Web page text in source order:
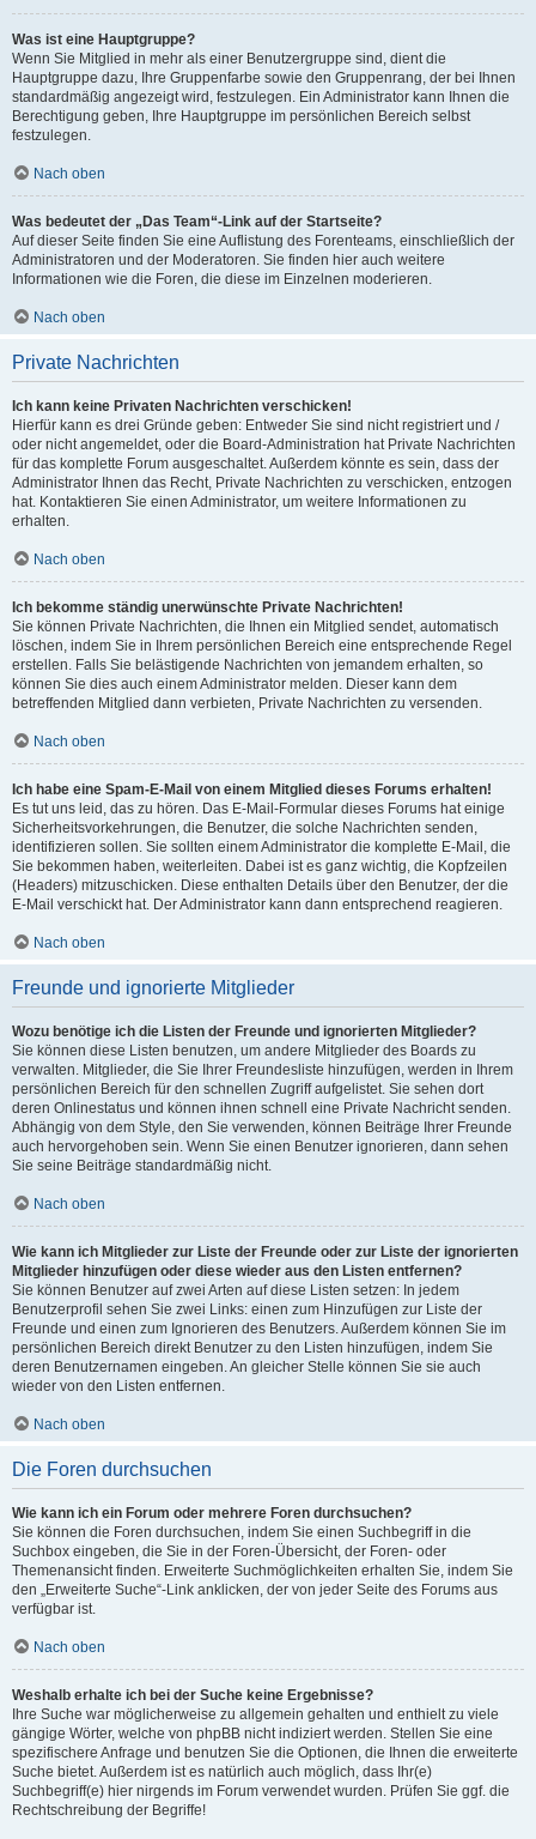
Was ist eine Hauptgruppe?
Wenn Sie Mitglied in mehr als einer Benutzergruppe sind, dient die
Hauptgruppe dazu, Ihre Gruppenfarbe sowie den Gruppenrang, der bei Ihnen
standardmäßig angezeigt wird, festzulegen. Ein Administrator kann Ihnen die
Berechtigung geben, Ihre Hauptgruppe im persönlichen Bereich selbst
festzulegen.
Nach oben
Was bedeutet der „Das Team“-Link auf der Startseite?
Auf dieser Seite finden Sie eine Auflistung des Forenteams, einschließlich der
Administratoren und der Moderatoren. Sie finden hier auch weitere
Informationen wie die Foren, die diese im Einzelnen moderieren.
Nach oben
Private Nachrichten
Ich kann keine Privaten Nachrichten verschicken!
Hierfür kann es drei Gründe geben: Entweder Sie sind nicht registriert und /
oder nicht angemeldet, oder die Board-Administration hat Private Nachrichten
für das komplette Forum ausgeschaltet. Außerdem könnte es sein, dass der
Administrator Ihnen das Recht, Private Nachrichten zu verschicken, entzogen
hat. Kontaktieren Sie einen Administrator, um weitere Informationen zu
erhalten.
Nach oben
Ich bekomme ständig unerwünschte Private Nachrichten!
Sie können Private Nachrichten, die Ihnen ein Mitglied sendet, automatisch
löschen, indem Sie in Ihrem persönlichen Bereich eine entsprechende Regel
erstellen. Falls Sie belästigende Nachrichten von jemandem erhalten, so
können Sie dies auch einem Administrator melden. Dieser kann dem
betreffenden Mitglied dann verbieten, Private Nachrichten zu versenden.
Nach oben
Ich habe eine Spam-E-Mail von einem Mitglied dieses Forums erhalten!
Es tut uns leid, das zu hören. Das E-Mail-Formular dieses Forums hat einige
Sicherheitsvorkehrungen, die Benutzer, die solche Nachrichten senden,
identifizieren sollen. Sie sollten einem Administrator die komplette E-Mail, die
Sie bekommen haben, weiterleiten. Dabei ist es ganz wichtig, die Kopfzeilen
(Headers) mitzuschicken. Diese enthalten Details über den Benutzer, der die
E-Mail verschickt hat. Der Administrator kann dann entsprechend reagieren.
Nach oben
Freunde und ignorierte Mitglieder
Wozu benötige ich die Listen der Freunde und ignorierten Mitglieder?
Sie können diese Listen benutzen, um andere Mitglieder des Boards zu
verwalten. Mitglieder, die Sie Ihrer Freundesliste hinzufügen, werden in Ihrem
persönlichen Bereich für den schnellen Zugriff aufgelistet. Sie sehen dort
deren Onlinestatus und können ihnen schnell eine Private Nachricht senden.
Abhängig von dem Style, den Sie verwenden, können Beiträge Ihrer Freunde
auch hervorgehoben sein. Wenn Sie einen Benutzer ignorieren, dann sehen
Sie seine Beiträge standardmäßig nicht.
Nach oben
Wie kann ich Mitglieder zur Liste der Freunde oder zur Liste der ignorierten
Mitglieder hinzufügen oder diese wieder aus den Listen entfernen?
Sie können Benutzer auf zwei Arten auf diese Listen setzen: In jedem
Benutzerprofil sehen Sie zwei Links: einen zum Hinzufügen zur Liste der
Freunde und einen zum Ignorieren des Benutzers. Außerdem können Sie im
persönlichen Bereich direkt Benutzer zu den Listen hinzufügen, indem Sie
deren Benutzernamen eingeben. An gleicher Stelle können Sie sie auch
wieder von den Listen entfernen.
Nach oben
Die Foren durchsuchen
Wie kann ich ein Forum oder mehrere Foren durchsuchen?
Sie können die Foren durchsuchen, indem Sie einen Suchbegriff in die
Suchbox eingeben, die Sie in der Foren-Übersicht, der Foren- oder
Themenansicht finden. Erweiterte Suchmöglichkeiten erhalten Sie, indem Sie
den „Erweiterte Suche“-Link anklicken, der von jeder Seite des Forums aus
verfügbar ist.
Nach oben
Weshalb erhalte ich bei der Suche keine Ergebnisse?
Ihre Suche war möglicherweise zu allgemein gehalten und enthielt zu viele
gängige Wörter, welche von phpBB nicht indiziert werden. Stellen Sie eine
spezifischere Anfrage und benutzen Sie die Optionen, die Ihnen die erweiterte
Suche bietet. Außerdem ist es natürlich auch möglich, dass Ihr(e)
Suchbegriff(e) hier nirgends im Forum verwendet wurden. Prüfen Sie ggf. die
Rechtschreibung der Begriffe!